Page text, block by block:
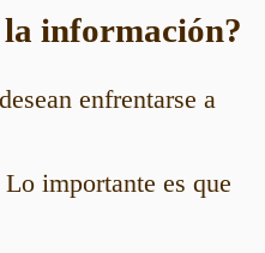
la información?
enfrentarse a
Lo importante es que